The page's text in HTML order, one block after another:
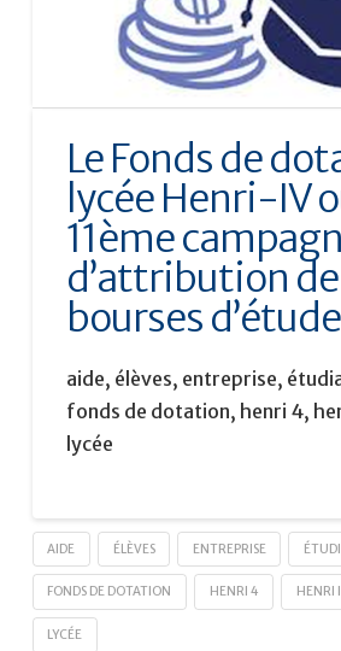
Le Fonds de
lycée Henri-IV
11ème
d’attribution de
bourses
aide, élèves, entreprise,
fonds de dotation, henri 4,
lycée
AIDE ÉLÈVES ENTREPRISE
FONDS DE DOTATION HENRI 4 HENRI
LYCÉE